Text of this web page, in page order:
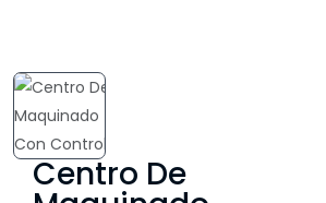
Centro De